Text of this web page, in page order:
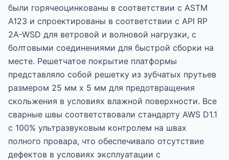
были горячеоцинкованы в соответствии с ASTM
A123 и спроектированы в соответствии с API RP
2A-WSD для ветровой и волновой нагрузки, с
болтовыми соединениями для быстрой сборки на
месте. Решетчатое покрытие платформы
представляло собой решетку из зубчатых прутьев
размером 25 мм x 5 мм для предотвращения
скольжения в условиях влажной поверхности. Все
сварные швы соответствовали стандарту AWS D1.1
с 100% ультразвуковым контролем на швах
полного провара, что обеспечивало отсутствие
дефектов в условиях эксплуатации с